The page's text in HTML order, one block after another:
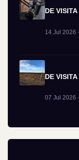
DE
14 Jul 2026
DE
07 Jul 2026